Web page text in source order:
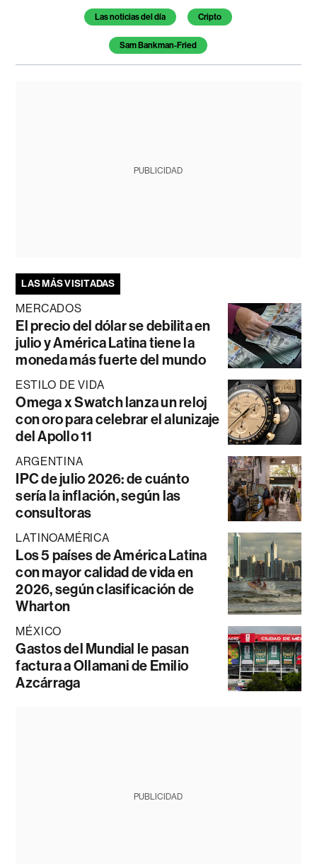
Temas de este artículo
Las noticias del día Cripto
Sam Bankman-Fried
PUBLICIDAD
LAS MÁS VISITADAS
MERCADOS
El precio del dólar se debilita en
julio y América Latina tiene la
moneda más fuerte del mundo
ESTILO DE VIDA
Omega x Swatch lanza un reloj
con oro para celebrar el alunizaje
del Apollo 11
ARGENTINA
IPC de julio 2026: de cuánto
sería la inflación, según las
consultoras
LATINOAMÉRICA
Los 5 países de América Latina
con mayor calidad de vida en
2026, según clasificación de
Wharton
MÉXICO
Gastos del Mundial le pasan
factura a Ollamani de Emilio
Azcárraga
PUBLICIDAD